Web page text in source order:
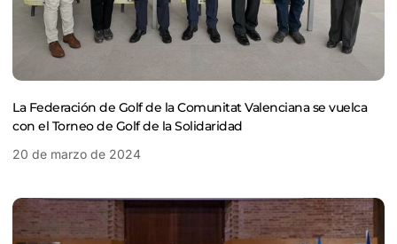
La Federación de Golf de la Comunitat Valenciana se vuelca
con el Torneo de Golf de la Solidaridad
20 de marzo de 2024